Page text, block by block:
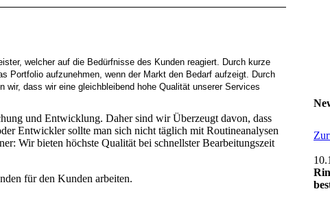
welcher auf die Bedürfnisse des Kunden reagiert. Durch kurze
Portfolio aufzunehmen, wenn der Markt den Bedarf aufzeigt. Durch
dass wir eine gleichbleibend hohe Qualität unserer Services
und Entwicklung. Daher sind wir Überzeugt davon, dass
Entwickler sollte man sich nicht täglich mit Routineanalysen
Wir bieten höchste Qualität bei schnellster Bearbeitungszeit
für den Kunden arbeiten.